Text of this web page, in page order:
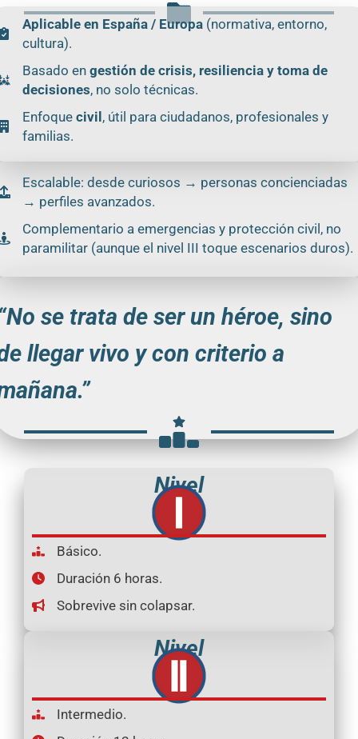
Aplicable en España / Europa (normativa, entorno,
cultura).
Basado en gestión de crisis, resiliencia y toma de
decisiones, no solo técnicas.
Enfoque civil, útil para ciudadanos, profesionales y
familias.
Escalable: desde curiosos → personas concienciadas
→ perfiles avanzados.
Complementario a emergencias y protección civil, no
paramilitar (aunque el nivel III toque escenarios duros).
se trata de ser un héroe, sino
llegar vivo y con criterio a
Nivel
Básico.
Duración 6 horas.
Sobrevive sin colapsar.
Nivel
Intermedio.